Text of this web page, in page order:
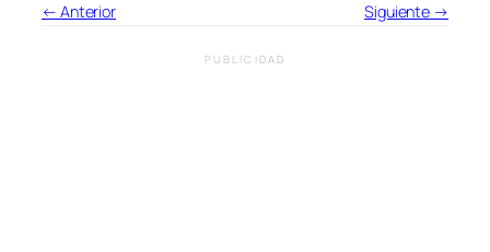
← Anterior Siguiente →
PUBLICIDAD